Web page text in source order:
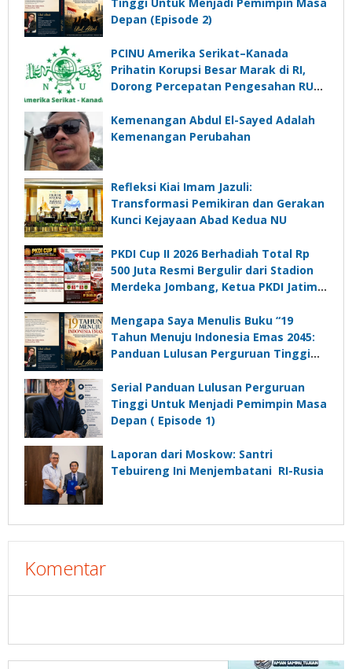
Depan (Episode 2)
PCINU Amerika Serikat–Kanada
Prihatin Korupsi Besar Marak di RI,
Dorong Percepatan Pengesahan RUU
Kemenangan Abdul El-Sayed Adalah
Kemenangan Perubahan
Refleksi Kiai Imam Jazuli:
Transformasi Pemikiran dan Gerakan
Kunci Kejayaan Abad Kedua NU
PKDI Cup II 2026 Berhadiah Total Rp
500 Juta Resmi Bergulir dari Stadion
Merdeka Jombang, Ketua PKDI Jatim:
Komunikasi Kades untuk Memajukan
Desa
Mengapa Saya Menulis Buku “19
Tahun Menuju Indonesia Emas 2045:
Panduan Lulusan Perguruan Tinggi
Depan”?
Serial Panduan Lulusan Perguruan
Tinggi Untuk Menjadi Pemimpin Masa
Depan ( Episode 1)
Laporan dari Moskow: Santri
Tebuireng Ini Menjembatani RI-Rusia
Komentar